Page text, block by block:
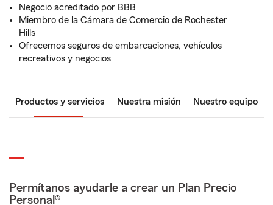
Negocio acreditado por BBB
Miembro de la Cámara de Comercio de Rochester
Hills
Ofrecemos seguros de embarcaciones, vehículos
recreativos y negocios
Productos y servicios Nuestra misión Nuestro equipo
Permítanos ayudarle a crear un Plan Precio
Personal®